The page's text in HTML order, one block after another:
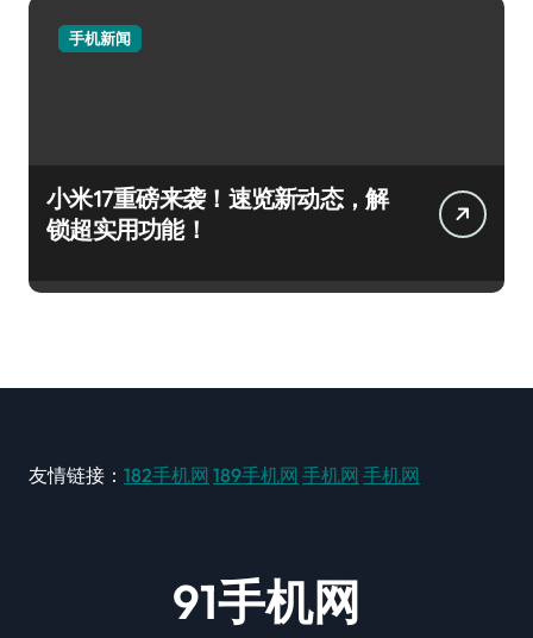
手机新闻
小米17重磅来袭！速览新动态，解
锁超实用功能！
友情链接： 182手机网 189手机网 手机网 手机网
91手机网